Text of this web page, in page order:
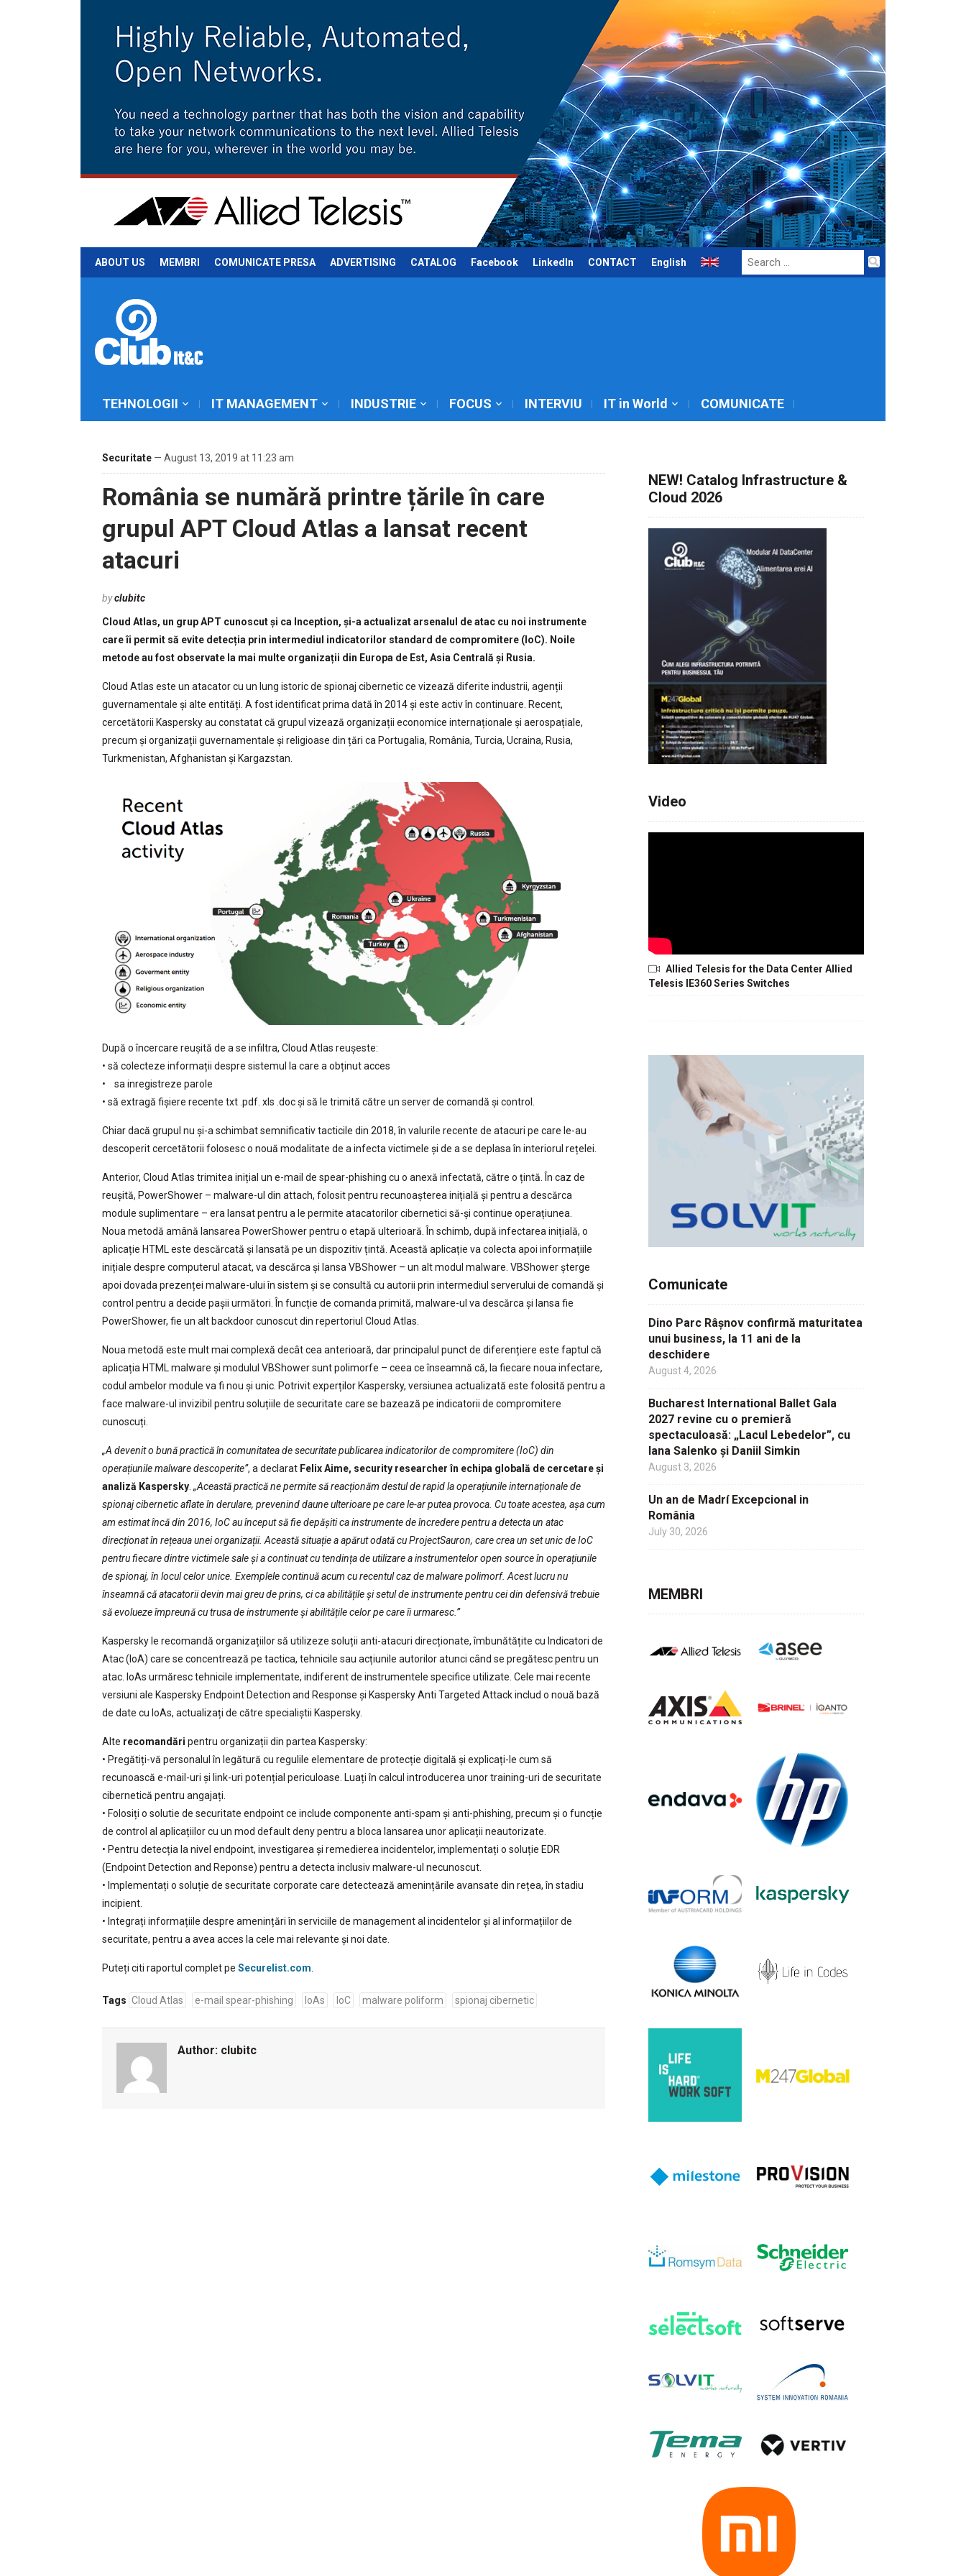
ABOUT US MEMBRI COMUNICATE PRESA ADVERTISING CATALOG Facebook LinkedIn CONTACT English
Search
for:
TEHNOLOGII IT MANAGEMENT INDUSTRIE FOCUS INTERVIU IT in World COMUNICATE
Securitate — August 13, 2019 at 11:23 am
România se numără printre țările în care
grupul APT Cloud Atlas a lansat recent
atacuri
byclubitc
Cloud Atlas, un grup APT cunoscut și ca Inception, și-a actualizat arsenalul de atac cu noi instrumente
care îi permit să evite detecția prin intermediul indicatorilor standard de compromitere (IoC). Noile
metode au fost observate la mai multe organizații din Europa de Est, Asia Centrală și Rusia.
Cloud Atlas este un atacator cu un lung istoric de spionaj cibernetic ce vizează diferite industrii, agenții
guvernamentale și alte entități. A fost identificat prima dată în 2014 și este activ în continuare. Recent,
cercetătorii Kaspersky au constatat că grupul vizează organizații economice internaționale și aerospațiale,
precum și organizații guvernamentale și religioase din țări ca Portugalia, România, Turcia, Ucraina, Rusia,
Turkmenistan, Afghanistan și Kargazstan.
După o încercare reușită de a se infiltra, Cloud Atlas reușeste:
• să colecteze informații despre sistemul la care a obținut acces
• sa inregistreze parole
• să extragă fișiere recente txt .pdf. xls .doc și să le trimită către un server de comandă și control.
Chiar dacă grupul nu și-a schimbat semnificativ tacticile din 2018, în valurile recente de atacuri pe care le-au
descoperit cercetătorii folosesc o nouă modalitate de a infecta victimele și de a se deplasa în interiorul rețelei.
Anterior, Cloud Atlas trimitea inițial un e-mail de spear-phishing cu o anexă infectată, către o țintă. În caz de
reușită, PowerShower – malware-ul din attach, folosit pentru recunoașterea inițială și pentru a descărca
module suplimentare – era lansat pentru a le permite atacatorilor cibernetici să-și continue operațiunea.
Noua metodă amână lansarea PowerShower pentru o etapă ulterioară. În schimb, după infectarea inițială, o
aplicație HTML este descărcată și lansată pe un dispozitiv țintă. Această aplicație va colecta apoi informațiile
inițiale despre computerul atacat, va descărca și lansa VBShower – un alt modul malware. VBShower șterge
apoi dovada prezenței malware-ului în sistem și se consultă cu autorii prin intermediul serverului de comandă și
control pentru a decide pașii următori. În funcție de comanda primită, malware-ul va descărca și lansa fie
PowerShower, fie un alt backdoor cunoscut din repertoriul Cloud Atlas.
Noua metodă este mult mai complexă decât cea anterioară, dar principalul punct de diferențiere este faptul că
aplicația HTML malware și modulul VBShower sunt polimorfe – ceea ce înseamnă că, la fiecare noua infectare,
codul ambelor module va fi nou și unic. Potrivit experților Kaspersky, versiunea actualizată este folosită pentru a
face malware-ul invizibil pentru soluțiile de securitate care se bazează pe indicatorii de compromitere
cunoscuți.
„A devenit o bună practică în comunitatea de securitate publicarea indicatorilor de compromitere (IoC) din
operațiunile malware descoperite”, a declarat Felix Aime, security researcher în echipa globală de cercetare și
analiză Kaspersky. „Această practică ne permite să reacționăm destul de rapid la operațiunile internaționale de
spionaj cibernetic aflate în derulare, prevenind daune ulterioare pe care le-ar putea provoca. Cu toate acestea, așa cum
am estimat încă din 2016, IoC au început să fie depășiti ca instrumente de încredere pentru a detecta un atac
direcționat în rețeaua unei organizații. Această situație a apărut odată cu ProjectSauron, care crea un set unic de IoC
pentru fiecare dintre victimele sale și a continuat cu tendința de utilizare a instrumentelor open source în operațiunile
de spionaj, în locul celor unice. Exemplele continuă acum cu recentul caz de malware polimorf. Acest lucru nu
înseamnă că atacatorii devin mai greu de prins, ci ca abilitățile și setul de instrumente pentru cei din defensivă trebuie
să evolueze împreună cu trusa de instrumente și abilitățile celor pe care îi urmaresc.”
Kaspersky le recomandă organizațiilor să utilizeze soluții anti-atacuri direcționate, îmbunătățite cu Indicatori de
Atac (IoA) care se concentrează pe tactica, tehnicile sau acțiunile autorilor atunci când se pregătesc pentru un
atac. IoAs urmăresc tehnicile implementate, indiferent de instrumentele specifice utilizate. Cele mai recente
versiuni ale Kaspersky Endpoint Detection and Response și Kaspersky Anti Targeted Attack includ o nouă bază
de date cu IoAs, actualizați de către specialiștii Kaspersky.
Alte recomandări pentru organizații din partea Kaspersky:
• Pregătiți-vă personalul în legătură cu regulile elementare de protecție digitală și explicați-le cum să
recunoască e-mail-uri și link-uri potențial periculoase. Luați în calcul introducerea unor training-uri de securitate
cibernetică pentru angajați.
• Folosiți o solutie de securitate endpoint ce include componente anti-spam și anti-phishing, precum și o funcție
de control al aplicațiilor cu un mod default deny pentru a bloca lansarea unor aplicații neautorizate.
• Pentru detecția la nivel endpoint, investigarea și remedierea incidentelor, implementați o soluție EDR
(Endpoint Detection and Reponse) pentru a detecta inclusiv malware-ul necunoscut.
• Implementați o soluție de securitate corporate care detectează amenințările avansate din rețea, în stadiu
incipient.
• Integrați informațiile despre amenințări în serviciile de management al incidentelor și al informațiilor de
securitate, pentru a avea acces la cele mai relevante și noi date.
Puteți citi raportul complet pe Securelist.com.
Tags Cloud Atlas e-mail spear-phishing IoAs IoC malware poliform spionaj cibernetic
Author: clubitc
NEW! Catalog Infrastructure &
Cloud 2026
Video
Allied Telesis for the Data Center Allied
Telesis IE360 Series Switches
Comunicate
Dino Parc Râșnov confirmă maturitatea
unui business, la 11 ani de la
deschidere
August 4, 2026
Bucharest International Ballet Gala
2027 revine cu o premieră
spectaculoasă: „Lacul Lebedelor”, cu
Iana Salenko și Daniil Simkin
August 3, 2026
Un an de Madrí Excepcional in
România
July 30, 2026
MEMBRI